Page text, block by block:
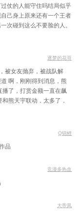
仗的人能守住吗结局似乎
己身上原来还有一个王者
次碰到这么不要脸的人。
逐梦的花哥
被女友抛弃，被战队解
啊，刚刚得到消息，熊
播了，打赏金额一直在飙
熊天宇联动，太多了，
Q锦鲤
品
竞漫多热血
大帝凤